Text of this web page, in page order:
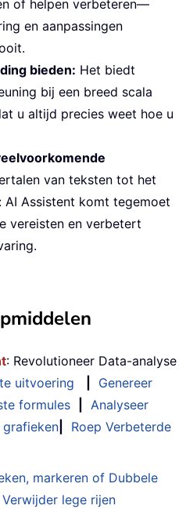
of helpen verbeteren—
en aanpassingen
bieden: Het biedt
bij een breed scala
u altijd precies weet hoe u
van teksten tot het
AI Assistent komt tegemoet
vereisten en verbetert
: Revolutioneer Data-analyse
uitvoering
Genereer
formules
Analyseer
grafieken
Roep Verbeterde
markeren of Dubbele
Verwijder lege rijen